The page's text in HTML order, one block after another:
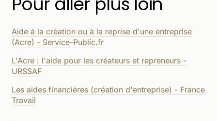
Aide à la création ou à la reprise d'une entreprise
(Acre) - Service-Public.fr
L'Acre : l'aide pour les créateurs et repreneurs -
URSSAF
Les aides financières (création d'entreprise) - France
Travail